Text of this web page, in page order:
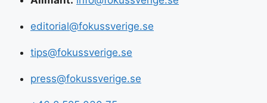
editorial@fokussverige.se
tips@fokussverige.se
press@fokussverige.se